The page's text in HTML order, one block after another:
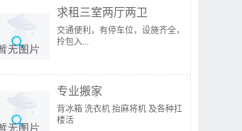
求租三室两厅两卫
交通便利，有停车位，设施齐全，
拎包入...
专业搬家
背冰箱 洗衣机 抬麻将机 及各种扛
楼活